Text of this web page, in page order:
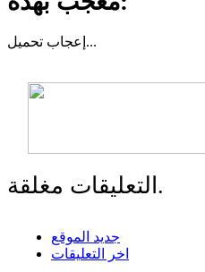
إعجاب تحميل...
التعليقات مغلقة.
جديد الموقع
اخر التعليقات